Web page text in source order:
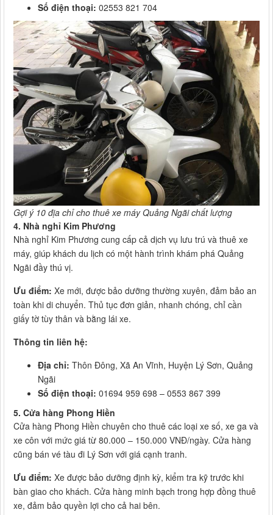
Số điện thoại: 02553 821 704
Gợi ý 10 địa chỉ cho thuê xe máy Quảng Ngãi chất lượng
4. Nhà nghỉ Kim Phương
Nhà nghỉ Kim Phương cung cấp cả dịch vụ lưu trú và thuê xe
máy, giúp khách du lịch có một hành trình khám phá Quảng
Ngãi đầy thú vị.
Ưu điểm: Xe mới, được bảo dưỡng thường xuyên, đảm bảo an
toàn khi di chuyển. Thủ tục đơn giản, nhanh chóng, chỉ cần
giấy tờ tùy thân và bằng lái xe.
Thông tin liên hệ:
Địa chỉ: Thôn Đông, Xã An Vĩnh, Huyện Lý Sơn, Quảng
Ngãi
Số điện thoại: 01694 959 698 – 0553 867 399
5. Cửa hàng Phong Hiền
Cửa hàng Phong Hiền chuyên cho thuê các loại xe số, xe ga và
xe côn với mức giá từ 80.000 – 150.000 VNĐ/ngày. Cửa hàng
cũng bán vé tàu đi Lý Sơn với giá cạnh tranh.
Ưu điểm: Xe được bảo dưỡng định kỳ, kiểm tra kỹ trước khi
bàn giao cho khách. Cửa hàng minh bạch trong hợp đồng thuê
xe, đảm bảo quyền lợi cho cả hai bên.